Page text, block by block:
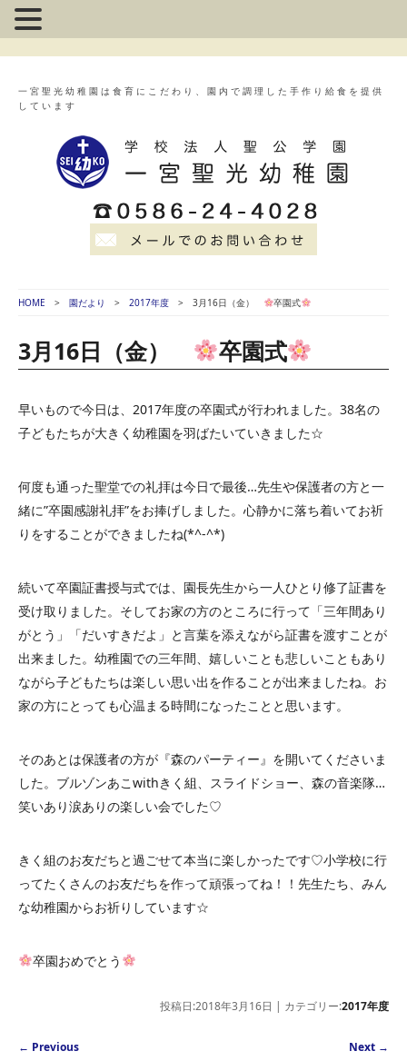
一宮聖光幼稚園は食育にこだわり、園内で調理した手作り給食を提供
しています
HOME 園だより 2017年度 3月16日（金） 卒園式
3月16日（金） 卒園式
早いもので今日は、2017年度の卒園式が行われました。38名の
子どもたちが大きく幼稚園を羽ばたいていきました☆
何度も通った聖堂での礼拝は今日で最後…先生や保護者の方と一
緒に”卒園感謝礼拝”をお捧げしました。心静かに落ち着いてお祈
りをすることができましたね(*^-^*)
続いて卒園証書授与式では、園長先生から一人ひとり修了証書を
受け取りました。そしてお家の方のところに行って「三年間あり
がとう」「だいすきだよ」と言葉を添えながら証書を渡すことが
出来ました。幼稚園での三年間、嬉しいことも悲しいこともあり
ながら子どもたちは楽しい思い出を作ることが出来ましたね。お
家の方にとっても心温まる時間になったことと思います。
そのあとは保護者の方が『森のパーティー』を開いてくださいま
した。ブルゾンあこwithきく組、スライドショー、森の音楽隊…
笑いあり涙ありの楽しい会でした♡
きく組のお友だちと過ごせて本当に楽しかったです♡小学校に行
ってたくさんのお友だちを作って頑張ってね！！先生たち、みん
な幼稚園からお祈りしています☆
卒園おめでとう
投稿日:2018年3月16日 | カテゴリー:2017年度
Post navigation
← Previous Next →